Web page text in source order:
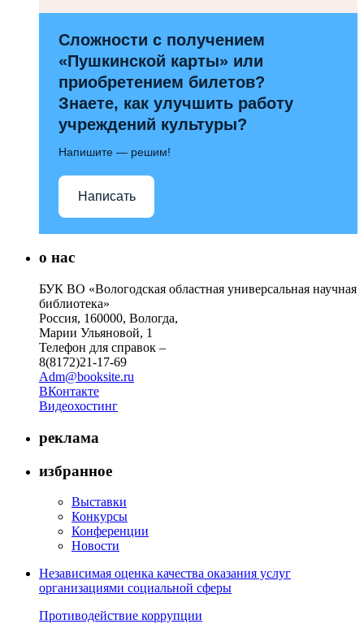
Сложности с получением
«Пушкинской карты» или
приобретением билетов?
Знаете, как улучшить работу
учреждений культуры?
Напишите — решим!
Написать
о нас
БУК ВО «Вологодская областная универсальная научная
библиотека»
Россия, 160000, Вологда,
Марии Ульяновой, 1
Телефон для справок –
8(8172)21-17-69
Adm@booksite.ru
ВКонтакте
Видеохостинг
реклама
избранное
Выставки
Конкурсы
Конференции
Новости
Независимая оценка качества оказания услуг
организациями социальной сферы
Противодействие коррупции